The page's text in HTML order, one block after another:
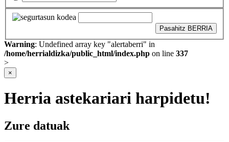
Pasahitz BERRIA
Warning: Undefined array key "alertaberri" in
/home/herrialdizka/public_html/index.php on line 337
>
×
Herria astekariari harpidetu!
Zure datuak